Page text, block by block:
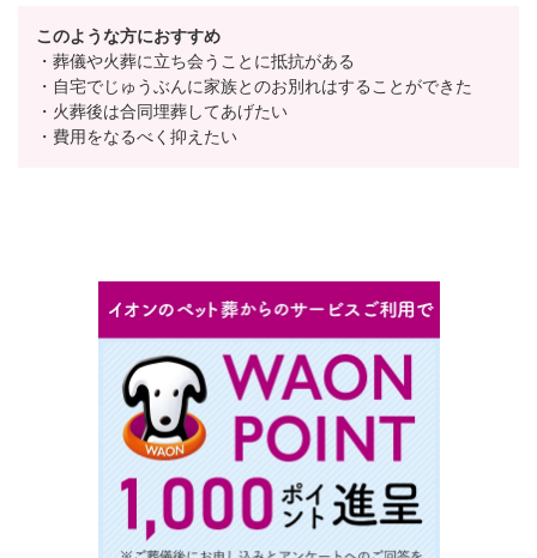
このような方におすすめ
・葬儀や火葬に立ち会うことに抵抗がある
・自宅でじゅうぶんに家族とのお別れはすることができた
・火葬後は合同埋葬してあげたい
・費用をなるべく抑えたい